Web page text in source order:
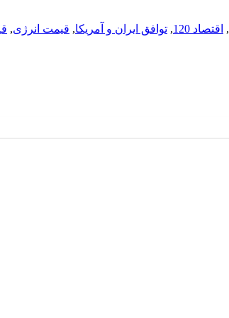
, اقتصاد 120 , توافق ایران و آمریکا, قیمت انرژی,